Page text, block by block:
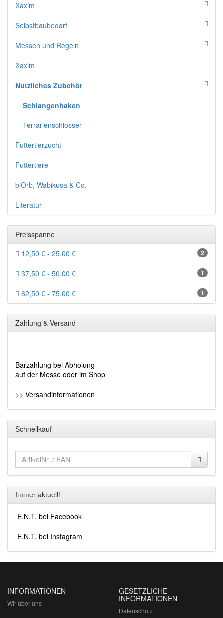
Xaxim
Selbstbaubedarf
Messen und Regeln
Xaxim
Nutzliches Zubehör
Schlangenhaken
Terrarienschlosser
Futtertierzucht
Futtertiere
biOrb, Wabikusa & Co.
Literatur
Preisspanne
2
12,50 € - 25,00 €
1
37,50 € - 50,00 €
1
62,50 € - 75,00 €
Zahlung & Versand
Barzahlung bei Abholung
auf der Messe oder im Shop
>> Versandinformationen
Schnellkauf
Immer aktuell!
E.N.T. bei Facebook
E.N.T. bei Instagram
INFORMATIONEN
Wir über uns
GESETZLICHE
INFORMATIONEN
Datenschutz